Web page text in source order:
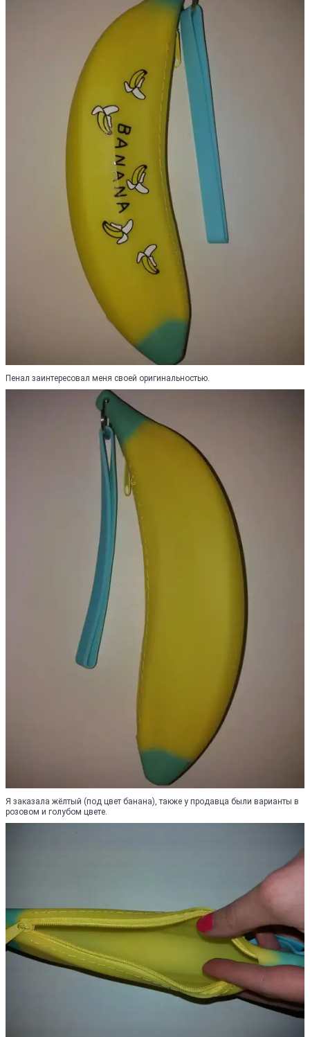
Пенал заинтересовал меня своей оригинальностью.
Я заказала жёлтый (под цвет банана), также у продавца были варианты в
розовом и голубом цвете.